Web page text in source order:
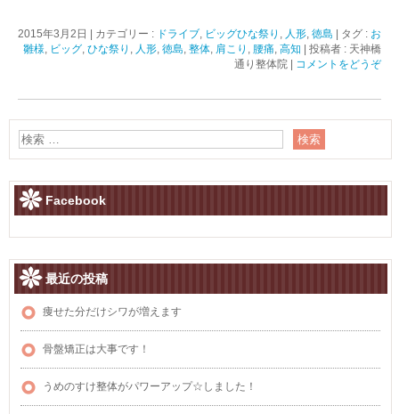
2015年3月2日 カテゴリー : ドライブ, ビッグひな祭り , 人形, 徳島 タグ : お
雛様, ビッグ, ひな祭り , 人形, 徳島, 整体, 肩こり , 腰痛, 高知
投稿者 : 天神橋
通り整体院
コメントをどうぞ
Facebook
最近の投稿
痩せた分だけシワが増えます
骨盤矯正は大事です！
うめのすけ整体がパワーアップ☆しました！